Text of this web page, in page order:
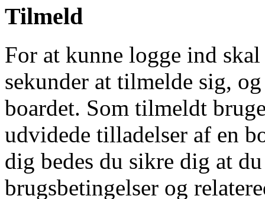
Tilmeld
For at kunne logge ind
sekunder at tilmelde sig,
boardet. Som tilmeldt
udvidede tilladelser af en
dig bedes du sikre dig at
brugsbetingelser og